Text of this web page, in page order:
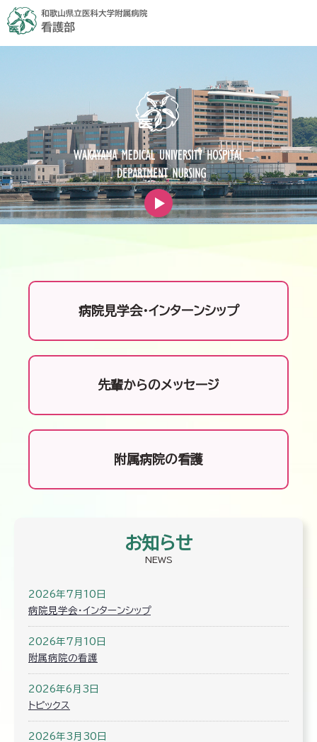
病院見学会・インターンシップ
先輩からのメッセージ
附属病院の看護
お知らせ
NEWS
2026年7月10日
病院見学会・インターンシップ
2026年7月10日
附属病院の看護
2026年6月3日
トピックス
2026年3月30日